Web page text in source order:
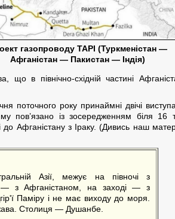
газопроводу ТАРІ (Туркменістан —
Афганістан — Пакистан — Індія)
що в північно-східній частині
поточного року принаймні двічі
пов’язано із зосередженням біля 16
до Афганістану з Іраку. (Дивись наш
Азії, межує на півночі з
— з Афганістаном, на заході — з
Паміру і не має виходу до моря.
Столиця — Душанбе.